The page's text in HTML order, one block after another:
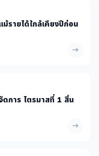
รายได้ใกล้เคียงปีก่อน
ดการ ไตรมาสที่ 1 สิ้น